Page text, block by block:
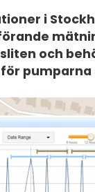
i
och